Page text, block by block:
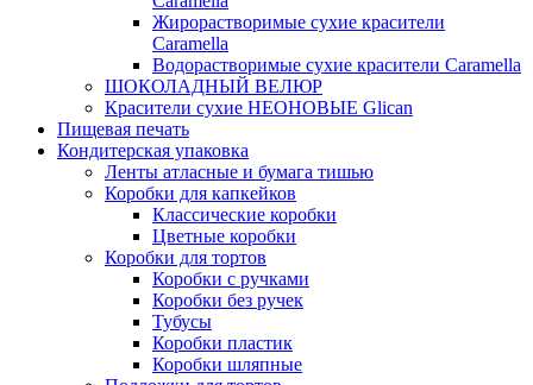
Жирорастворимые сухие красители
Caramella
Водорастворимые сухие красители Caramella
ШОКОЛАДНЫЙ ВЕЛЮР
Красители сухие НЕОНОВЫЕ Glican
Пищевая печать
Кондитерская упаковка
Ленты атласные и бумага тишью
Коробки для капкейков
Классические коробки
Цветные коробки
Коробки для тортов
Коробки с ручками
Коробки без ручек
Тубусы
Коробки пластик
Коробки шляпные